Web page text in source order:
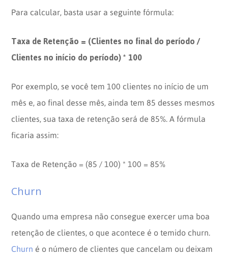
Para calcular, basta usar a seguinte fórmula:
Taxa de Retenção = (Clientes no final do período /
Clientes no início do período) * 100
Por exemplo, se você tem 100 clientes no início de um
mês e, ao final desse mês, ainda tem 85 desses mesmos
clientes, sua taxa de retenção será de 85%. A fórmula
ficaria assim:
Taxa de Retenção = (85 / 100) * 100 = 85%
Churn
Quando uma empresa não consegue exercer uma boa
retenção de clientes, o que acontece é o temido churn.
Churn é o número de clientes que cancelam ou deixam